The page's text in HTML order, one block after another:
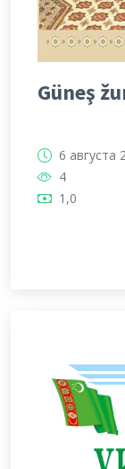
Güneş
6 августа
4
1,0